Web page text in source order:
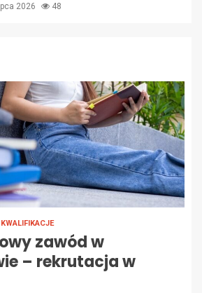
2026 48
KWALIFIKACJE
zawód w
– rekrutacja w